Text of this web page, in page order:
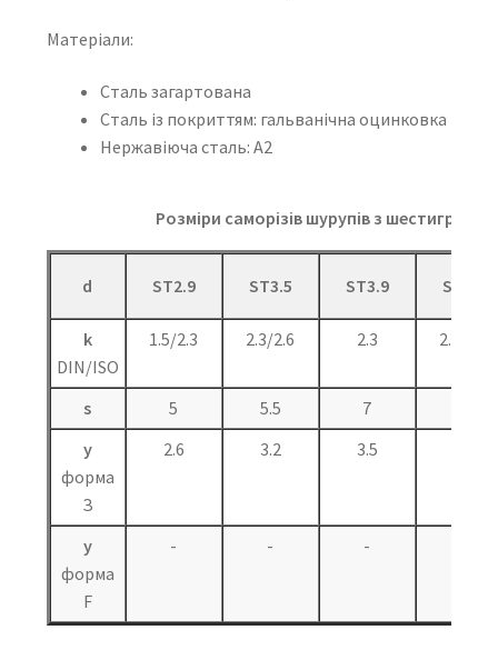
Матеріали:
Сталь загартована
Сталь із покриттям: гальванічна оцинковка
Нержавіюча сталь: А2
Розміри саморізів шурупів з
d ST2.9 ST3.5 ST3.9 ST4.2
k
DIN/ISO
1.5/2.3 2.3/2.6 2.3 2.8/3.0
s 5 5.5 7
y
форма
З
2.6 3.2 3.5
y
форма
F
- - -